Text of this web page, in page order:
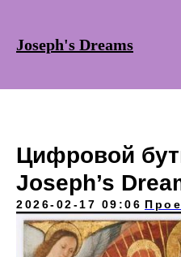
Joseph's Dreams
Цифровой
Joseph’s
2026-02-17 09:06